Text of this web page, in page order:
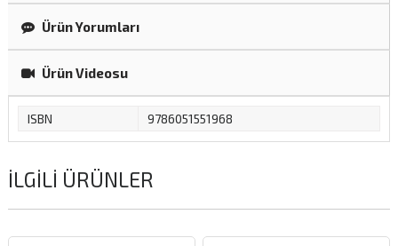
Ürün Yorumları
Ürün Videosu
ISBN 9786051551968
İLGILI ÜRÜNLER